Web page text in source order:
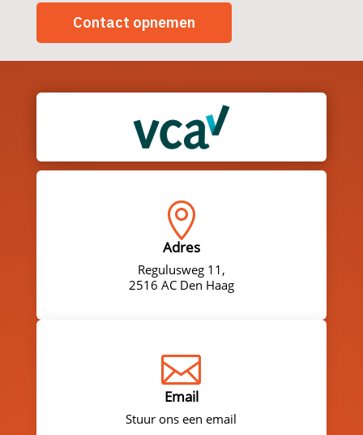
Contact opnemen

Adres
Regulusweg 11,
2516 AC Den Haag

Email
Stuur ons een email